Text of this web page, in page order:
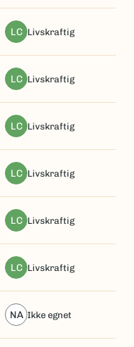
LC livskraftig
LC livskraftig
LC livskraftig
LC livskraftig
LC livskraftig
LC livskraftig
NA ikke egnet